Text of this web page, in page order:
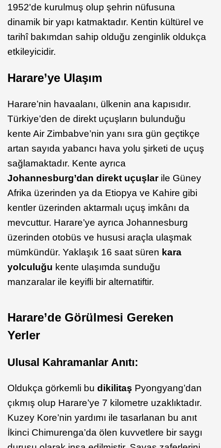
1952'de kurulmuş olup şehrin nüfusuna
dinamik bir yapı katmaktadır. Kentin kültürel ve
tarihî bakımdan sahip olduğu zenginlik oldukça
etkileyicidir.
Harare’ye Ulaşım
Harare’nin havaalanı, ülkenin ana kapısıdır.
Türkiye’den de direkt uçuşların bulunduğu
kente Air Zimbabve’nin yanı sıra gün geçtikçe
artan sayıda yabancı hava yolu şirketi de uçuş
sağlamaktadır. Kente ayrıca
Johannesburg’dan direkt uçuşlarile Güney
Afrika üzerinden ya da Etiopya ve Kahire gibi
kentler üzerinden aktarmalı uçuş imkânı da
mevcuttur. Harare’ye ayrıca Johannesburg
üzerinden otobüs ve hususi araçla ulaşmak
mümkündür. Yaklaşık 16 saat süren kara
yolculuğu kente ulaşımda sunduğu
manzaralar ile keyifli bir alternatiftir.
Harare’de Görülmesi Gereken
Yerler
Ulusal Kahramanlar Anıtı:
Oldukça görkemli bu dikilitaş Pyongyang’dan
çıkmış olup Harare’ye 7 kilometre uzaklıktadır.
Kuzey Kore’nin yardımı ile tasarlanan bu anıt
İkinci Chimurenga’da ölen kuvvetlere bir saygı